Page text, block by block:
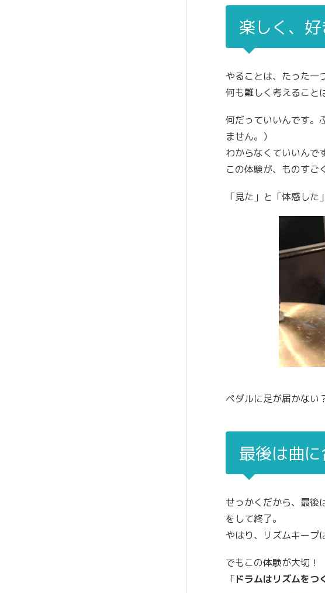
楽しく、好
やることは、たった一
何も難しく考えること
何だっていいんです。
ません。）
わからなくていいんで
この体験が、ものすご
「見た」と「体感した
ペダルに足が届かない
最後は曲
せっかくだから、最後
をして終了。
やはり、リズムキープ
でもこの体験が大切！
「ドラムはリズムをつ